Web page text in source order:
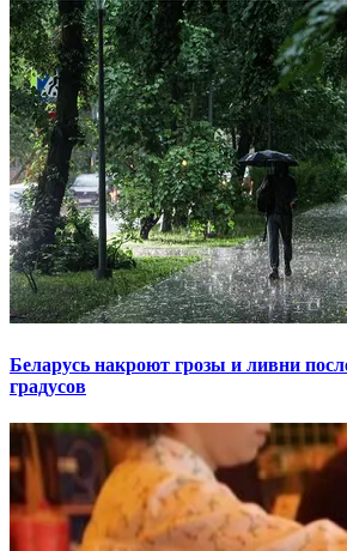
Беларусь накроют грозы и ливни
градусов